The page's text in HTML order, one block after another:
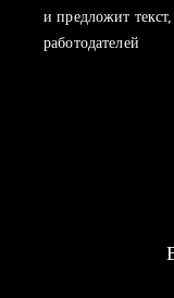
и предложит
работодателей